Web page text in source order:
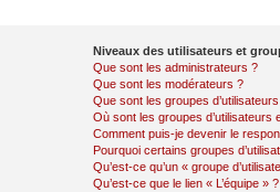
Niveaux des utilisateurs et
Que sont les administrateurs ?
Que sont les modérateurs ?
Que sont les groupes
Où sont les groupes d’utilisateurs
Comment puis-je devenir le
Pourquoi certains groupes
Qu’est-ce qu’un « groupe
Qu’est-ce que le lien « L’équipe » ?